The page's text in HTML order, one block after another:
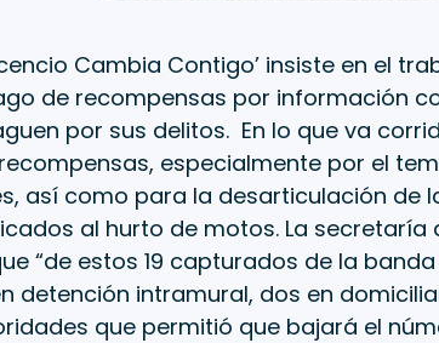
Cambia Contigo’ insiste en el
de recompensas por información
por sus delitos. En lo que va
especialmente por el
así como para la desarticulación de
al hurto de motos. La secretaría
“de estos 19 capturados de la banda
detención intramural, dos en
que permitió que bajará el